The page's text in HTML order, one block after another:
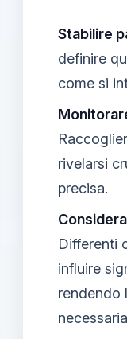
Stabilire
definire
come si
rivelarsi
precisa.
Differenti
influire
rendendo